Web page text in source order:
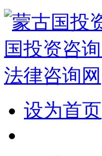
设为首页